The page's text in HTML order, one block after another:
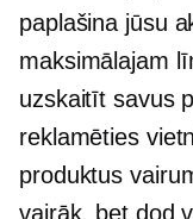
paplašina jūsu
maksimālajam
uzskaitīt savus
reklamēties
produktus
vairāk, bet dod